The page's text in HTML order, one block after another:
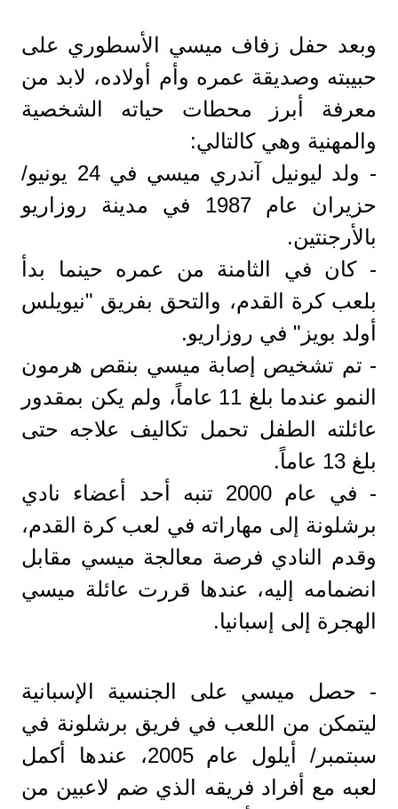
وبعد حفل زفاف ميسي الأسطوري على
حبيبته وصديقة عمره وأم أولاده، لابد من
معرفة أبرز محطات حياته الشخصية
والمهنية وهي كالتالي:
- ولد ليونيل آندري ميسي في 24 يونيو/
حزيران عام 1987 في مدينة روزاريو
بالأرجنتين.
- كان في الثامنة من عمره حينما بدأ
بلعب كرة القدم، والتحق بفريق "نيويلس
أولد بويز" في روزاريو.
- تم تشخيص إصابة ميسي بنقص هرمون
النمو عندما بلغ 11 عاماً، ولم يكن بمقدور
عائلته الطفل تحمل تكاليف علاجه حتى
بلغ 13 عاماً.
- في عام 2000 تنبه أحد أعضاء نادي
برشلونة إلى مهاراته في لعب كرة القدم،
وقدم النادي فرصة معالجة ميسي مقابل
انضمامه إليه، عندها قررت عائلة ميسي
الهجرة إلى إسبانيا.
- حصل ميسي على الجنسية الإسبانية
ليتمكن من اللعب في فريق برشلونة في
سبتمبر/ أيلول عام 2005، عندها أكمل
لعبه مع أفراد فريقه الذي ضم لاعبين من